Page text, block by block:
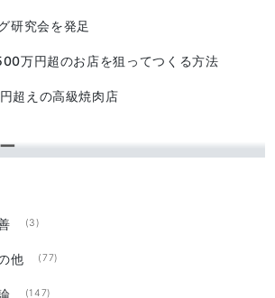
研究会を発足
万円超のお店を狙ってつくる方法
超えの高級焼肉店
(3)
他 (77)
(147)